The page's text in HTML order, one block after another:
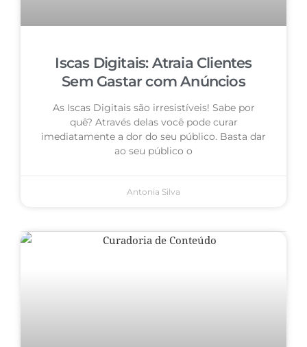
Iscas Digitais: Atraia Clientes
Sem Gastar com Anúncios
As Iscas Digitais são irresistíveis! Sabe por
quê? Através delas você pode curar
imediatamente a dor do seu público. Basta dar
ao seu público o
Antonia Silva